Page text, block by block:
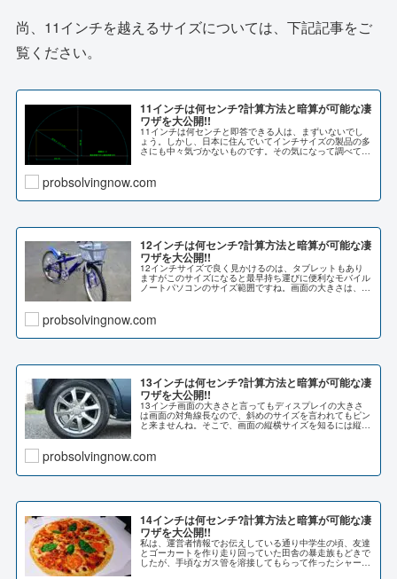
尚、11インチを越えるサイズについては、下記記事をご
覧ください。
11インチは何センチ?計算方法と暗算が可能な凄
ワザを大公開!!
11インチは何センチと即答できる人は、まずいないでし
ょう。しかし、日本に住んでいてインチサイズの製品の多
さにも中々気づかないものです。その気になって調べてみ
ると実は大変多い事に気づかされます。又、皆さんが11
probsolvingnow.com
12インチは何センチ?計算方法と暗算が可能な凄
ワザを大公開!!
12インチサイズで良く見かけるのは、タブレットもあり
ますがこのサイズになると最早持ち運びに便利なモバイル
ノートパソコンのサイズ範囲ですね。画面の大きさは、既
probsolvingnow.com
13インチは何センチ?計算方法と暗算が可能な凄
ワザを大公開!!
13インチ画面の大きさと言ってもディスプレイの大きさ
は画面の対角線長なので、斜めのサイズを言われてもピン
と来ませんね。そこで、画面の縦横サイズを知るには縦横
probsolvingnow.com
14インチは何センチ?計算方法と暗算が可能な凄
ワザを大公開!!
私は、運営者情報でお伝えしている通り中学生の頃、友達
とゴーカートを作り走り回っていた田舎の暴走族もどきで
したが、手頃なガス管を溶接してもらって作ったシャーシ
の強度が足りず、たわみが生じて悔しい思いをしました。